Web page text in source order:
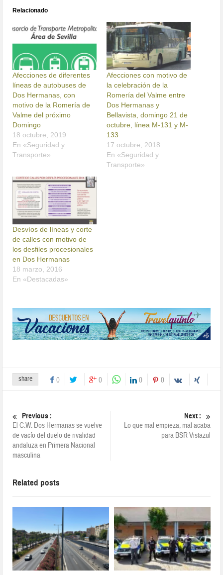
Relacionado
Afecciones de diferentes
líneas de autobuses de
Dos Hermanas, con
motivo de la Romería de
Valme del próximo
Domingo
18 octubre, 2019
En «Seguridad y
Transporte»
Afecciones con motivo de
la celebración de la
Romería del Valme entre
Dos Hermanas y
Bellavista, domingo 21 de
octubre, línea M-131 y M-
133
17 octubre, 2018
En «Seguridad y
Transporte»
Desvíos de líneas y corte
de calles con motivo de
los desfiles procesionales
en Dos Hermanas
18 marzo, 2016
En «Destacadas»
share 0 0 0 0
Previous :
El C.W. Dos Hermanas se vuelve
de vacío del duelo de rivalidad
andaluza en Primera Nacional
masculina
Next :
Lo que mal empieza, mal acaba
para BSR Vistazul
Related posts